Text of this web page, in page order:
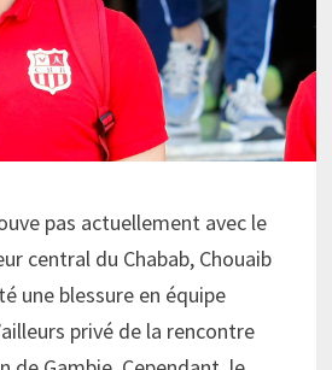
pas actuellement avec le
central du Chabab, Chouaib
une blessure en équipe
privé de la rencontre